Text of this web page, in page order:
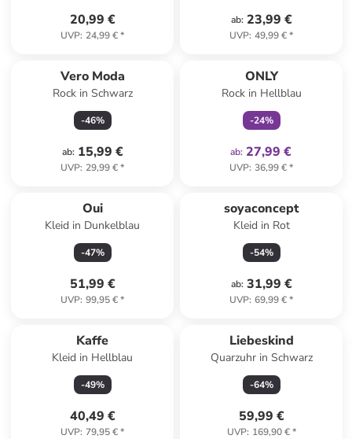
20,99 €
UVP: 24,99 €*
ab: 23,99 €
UVP: 49,99 €*
Vero Moda
Rock in Schwarz
-46%
ab: 15,99 €
UVP: 29,99 €*
ONLY
Rock in Hellblau
-24%
ab: 27,99 €
UVP: 36,99 €*
Oui
Kleid in Dunkelblau
-47%
51,99 €
UVP: 99,95 €*
soyaconcept
Kleid in Rot
-54%
ab: 31,99 €
UVP: 69,99 €*
Kaffe
Kleid in Hellblau
-49%
40,49 €
UVP: 79,95 €*
Liebeskind
Quarzuhr in Schwarz
-64%
59,99 €
UVP: 169,90 €*